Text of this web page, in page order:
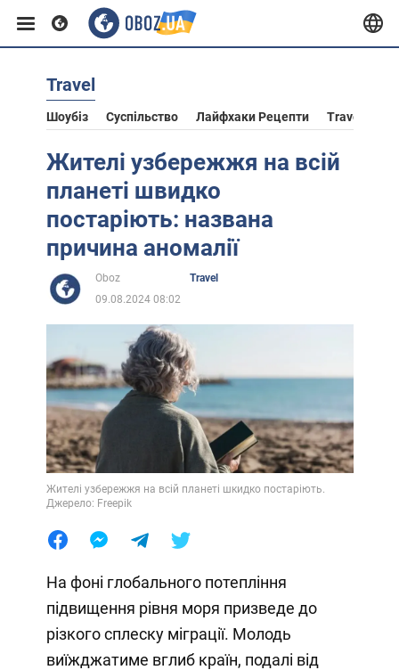
Європа
США
Африка
Життя
Лайфхаки
Travel
Шоубіз Суспільство Лайфхаки Рецепти Travel
Жителі узбережжя на всій
планеті швидко
постаріють: названа
причина аномалії
Oboz
Travel
09.08.2024 08:02
Жителі узбережжя на всій планеті шкидко постаріють.
Джерело: Freepik
На фоні глобального потепління
підвищення рівня моря призведе до
різкого сплеску міграції. Молодь
виїжджатиме вглиб країн, подалі від